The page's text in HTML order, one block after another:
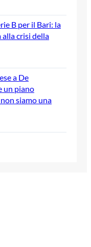
B per il Bari: la
alla crisi della
a De
un piano
siamo una